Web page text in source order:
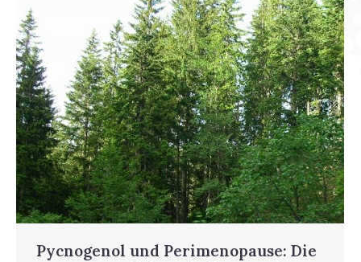
Pycnogenol und Perimenopause: Die